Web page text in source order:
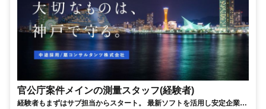
官公庁案件メインの測量スタッフ(経験者)
経験者もまずはサブ担当からスタート。 最新ソフトを活用し安定企業で